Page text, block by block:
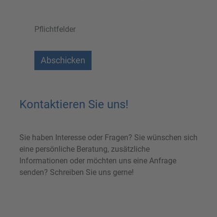
Pflichtfelder
Abschicken
Kontaktieren Sie uns!
Sie haben Interesse oder Fragen? Sie wünschen sich
eine persönliche Beratung, zusätzliche
Informationen oder möchten uns eine Anfrage
senden? Schreiben Sie uns gerne!